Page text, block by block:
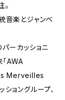
音楽とジャンベ
ーカッショニ
AWA
Merveilles
ョングループ、